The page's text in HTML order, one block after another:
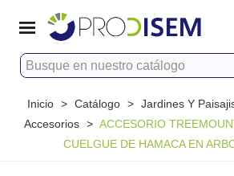
Inicio > Catálogo > Jardines Y
Accesorios > ACCESORIO
CUELGUE DE HAMACA EN